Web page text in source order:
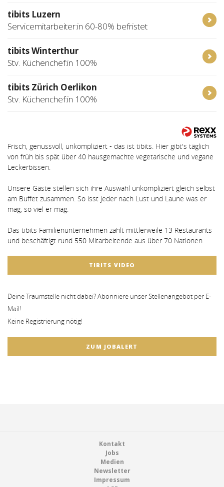
tibits Luzern
Servicemitarbeiter:in 60-80% befristet
tibits Winterthur
Stv. Küchenchef:in 100%
tibits Zürich Oerlikon
Stv. Küchenchef:in 100%
Frisch, genussvoll, unkompliziert - das ist tibits. Hier gibt's täglich
von früh bis spät über 40 hausgemachte vegetarische und vegane
Leckerbissen.
Unsere Gäste stellen sich ihre Auswahl unkompliziert gleich selbst
am Buffet zusammen. So isst jeder nach Lust und Laune was er
mag, so viel er mag.
Das tibits Familienunternehmen zählt mittlerweile 13 Restaurants
und beschäftigt rund 550 Mitarbeitende aus über 70 Nationen.
TIBITS VIDEO
Deine Traumstelle nicht dabei? Abonniere unser Stellenangebot per E-
Mail!
Keine Registrierung nötig!
ZUM JOBALERT
Kontakt
Jobs
Medien
Newsletter
Impressum